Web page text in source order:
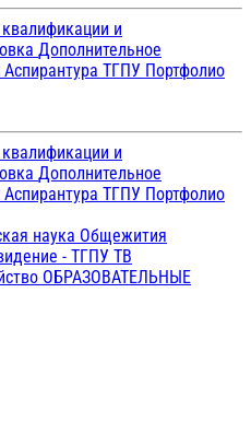
и
Дополнительное
Аспирантура ТГПУ Портфолио
и
Дополнительное
Аспирантура ТГПУ Портфолио
наука Общежития
- ТГПУ ТВ
ОБРАЗОВАТЕЛЬНЫЕ